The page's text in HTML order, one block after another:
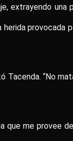
extrayendo una
herida provocada
Tacenda. “No
que me provee